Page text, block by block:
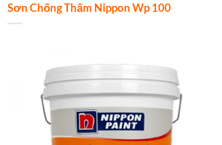
Sơn Chống Thấm Nippon Wp 100